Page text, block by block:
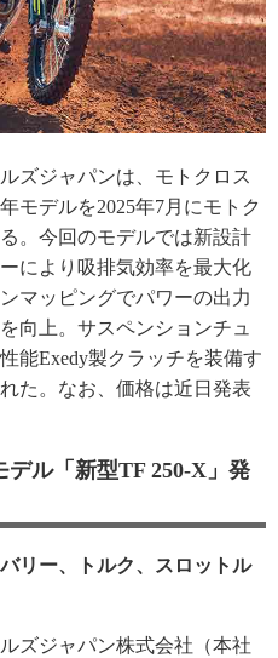
ズジャパンは、モトクロス
モデルを2025年7月にモトク
。今回のモデルでは新設計
により吸排気効率を最大化
マッピングでパワーの出力
向上。サスペンションチュ
能Exedy製クラッチを装備す
た。なお、価格は近日発表
デル「新型TF 250-X」発
リー、トルク、スロットル
ズジャパン株式会社（本社